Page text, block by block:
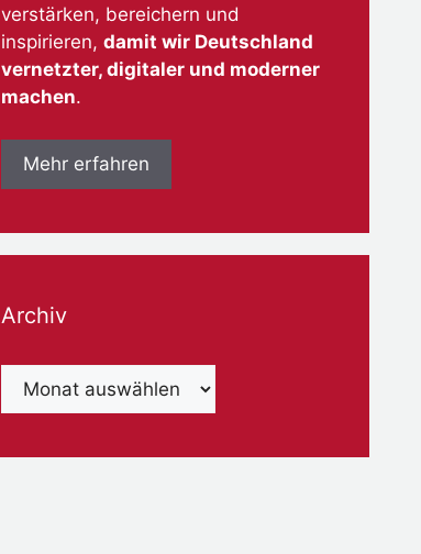
verstärken, bereichern und
inspirieren, damit wir Deutschland
vernetzter, digitaler und moderner
machen.
Mehr erfahren
Archiv
Archiv